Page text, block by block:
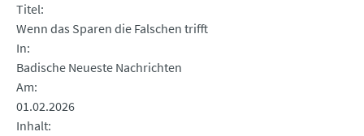
Titel
Wenn das Sparen die Falschen trifft
In
Badische Neueste Nachrichten
Am
01.02.2026
Inhalt